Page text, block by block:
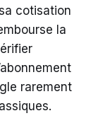
cotisation
la
rarement